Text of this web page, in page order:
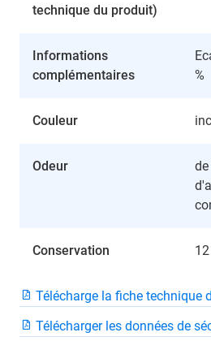
technique du produit)
Informations
complémentaires
%
Couleur
Odeur
Conservation
Télécharge la fiche technique
Télécharger les données de